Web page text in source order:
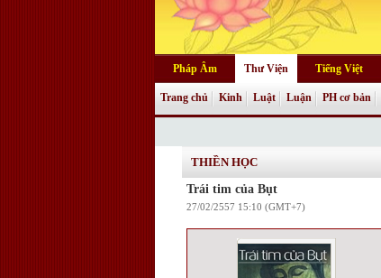
Pháp Âm Thư Viện Tiếng Việt
Trang chủ Kinh Luật Luận PH cơ bản
THIỀN HỌC
Trái tim của Bụt
27/02/2557 15:10 (GMT+7)